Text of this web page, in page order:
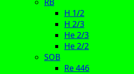
H 1/2
H 2/3
He 2/3
He 2/2
SOB
Re 446